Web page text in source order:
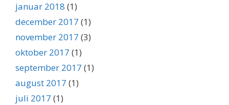
januar 2018 (1)
december 2017 (1)
november 2017 (3)
oktober 2017 (1)
september 2017 (1)
august 2017 (1)
juli 2017 (1)